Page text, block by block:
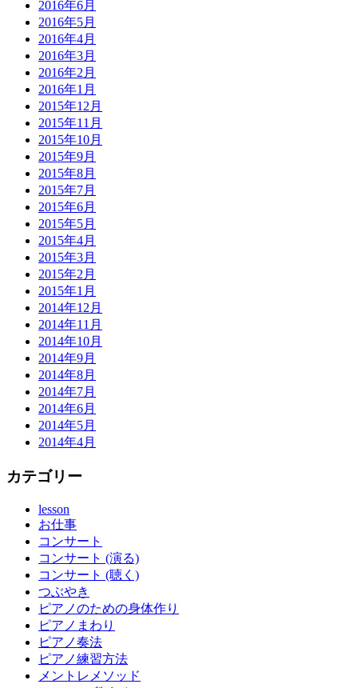
2016年6月
2016年5月
2016年4月
2016年3月
2016年2月
2016年1月
2015年12月
2015年11月
2015年10月
2015年9月
2015年8月
2015年7月
2015年6月
2015年5月
2015年4月
2015年3月
2015年2月
2015年1月
2014年12月
2014年11月
2014年10月
2014年9月
2014年8月
2014年7月
2014年6月
2014年5月
2014年4月
カテゴリー
lesson
お仕事
コンサート
コンサート (演る)
コンサート (聴く)
つぶやき
ピアノのための身体作り
ピアノまわり
ピアノ奏法
ピアノ練習方法
メントレメソッド